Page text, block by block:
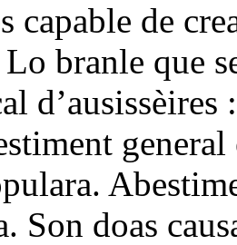
capable de
branle que
Son doas